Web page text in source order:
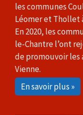
les communes
Léomer et Thollet
En 2020, les
le-Chantre l’ont
de promouvoir les
Vienne.
En savoir plus »